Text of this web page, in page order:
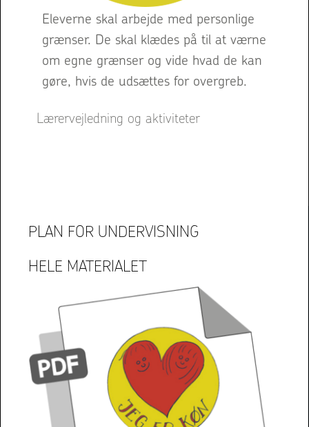
Eleverne skal arbejde med personlige
grænser. De skal klædes på til at værne
om egne grænser og vide hvad de kan
gøre, hvis de udsættes for overgreb.
Lærervejledning og aktiviteter
PLAN FOR UNDERVISNING
HELE MATERIALET